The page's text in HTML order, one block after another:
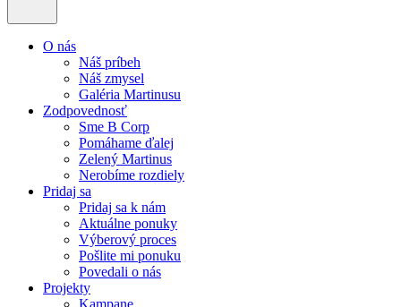
O nás
Náš príbeh
Náš zmysel
Galéria Martinusu
Zodpovednosť
Sme B Corp
Pomáhame ďalej
Zelený Martinus
Nerobíme rozdiely
Pridaj sa
Pridaj sa k nám
Aktuálne ponuky
Výberový proces
Pošlite mi ponuku
Povedali o nás
Projekty
Kampane